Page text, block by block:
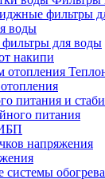
фильтры
воды
для воды
накипи
питания
напряжения